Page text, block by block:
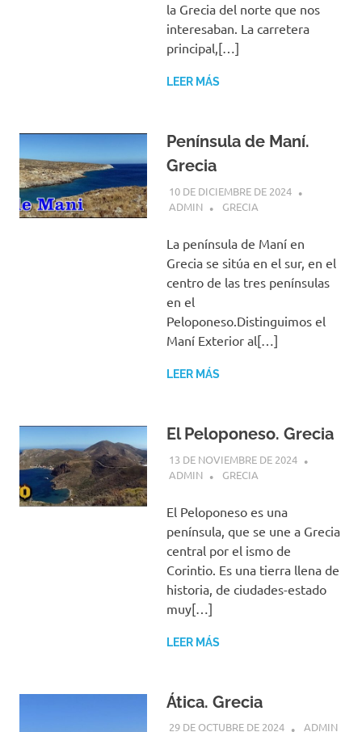
la Grecia del norte que nos
interesaban. La carretera
principal,[…]
LEER MÁS
Península de Maní.
Grecia
10 DE DICIEMBRE DE 2024
ADMIN
GRECIA
La península de Maní en
Grecia se sitúa en el sur, en el
centro de las tres penínsulas
en el
Peloponeso.Distinguimos el
Maní Exterior al[…]
LEER MÁS
El Peloponeso. Grecia
13 DE NOVIEMBRE DE 2024
ADMIN
GRECIA
El Peloponeso es una
península, que se une a Grecia
central por el ismo de
Corintio. Es una tierra llena de
historia, de ciudades-estado
muy[…]
LEER MÁS
Ática. Grecia
29 DE OCTUBRE DE 2024 ADMIN